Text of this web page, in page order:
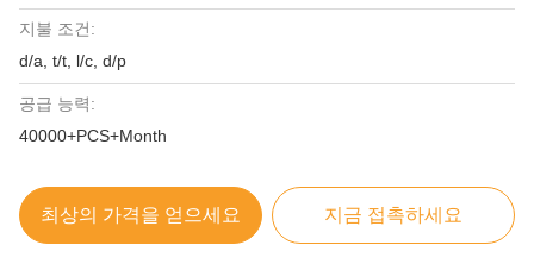
지불 조건:
d/a, t/t, l/c, d/p
공급 능력:
40000+PCS+Month
최상의 가격을 얻으세요 지금 접촉하세요